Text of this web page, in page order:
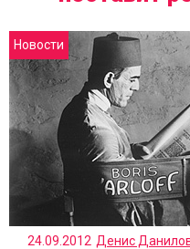
Новости
24.09.2012 Денис